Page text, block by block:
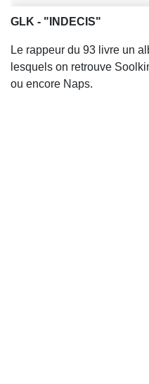
GLK - "INDECIS"
Le rappeur du 93 livre un
lesquels on retrouve
ou encore Naps.